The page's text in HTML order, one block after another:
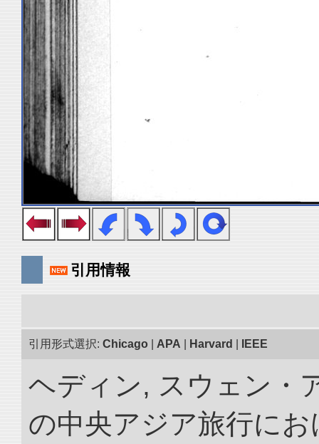
引用情報
引用形式選択: Chicago APA Harvard IEEE
ヘディン, スウェン・
の中央アジア旅行にお